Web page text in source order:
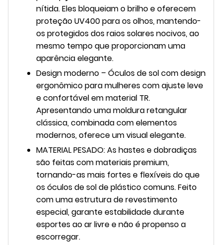
nítida. Eles bloqueiam o brilho e oferecem
proteção UV400 para os olhos, mantendo-
os protegidos dos raios solares nocivos, ao
mesmo tempo que proporcionam uma
aparência elegante.
Design moderno – Óculos de sol com design
ergonômico para mulheres com ajuste leve
e confortável em material TR.
Apresentando uma moldura retangular
clássica, combinada com elementos
modernos, oferece um visual elegante.
MATERIAL PESADO: As hastes e dobradiças
são feitas com materiais premium,
tornando-as mais fortes e flexíveis do que
os óculos de sol de plástico comuns. Feito
com uma estrutura de revestimento
especial, garante estabilidade durante
esportes ao ar livre e não é propenso a
escorregar.